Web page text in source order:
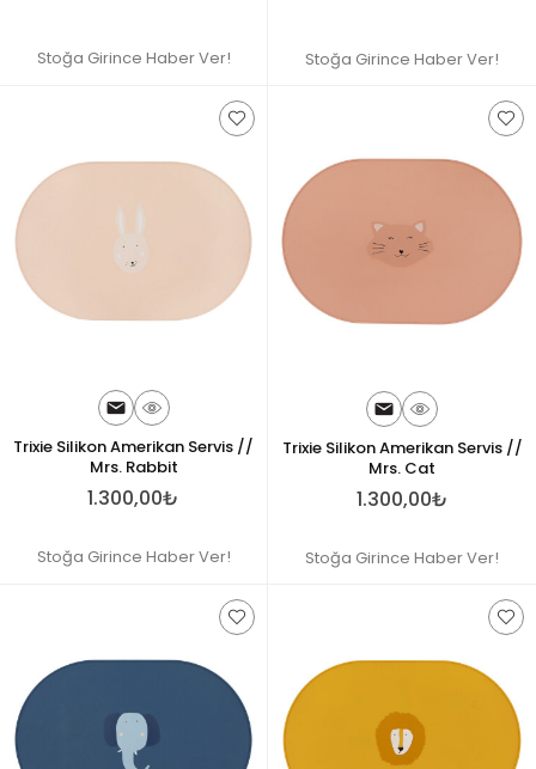
Stoğa Girince Haber Ver! Stoğa Girince Haber Ver!
Trixie Silikon Amerikan Servis //
Mrs. Rabbit
1.300,00₺
Stoğa Girince Haber Ver!
Trixie Silikon Amerikan Servis //
Mrs. Cat
1.300,00₺
Stoğa Girince Haber Ver!